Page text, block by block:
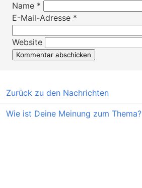
Name *
E-Mail-Adresse *
Website
Zurück zu den Nachrichten
Wie ist Deine Meinung zum Thema?